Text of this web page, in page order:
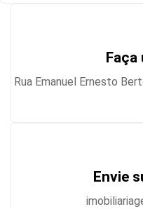
Faça
Rua Emanuel Ernesto
Envie